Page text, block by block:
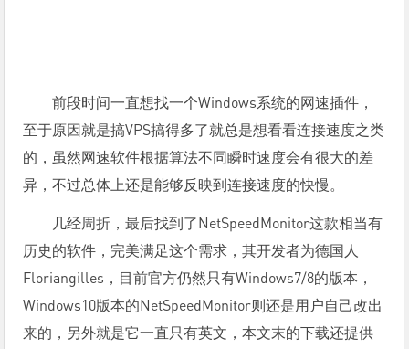
前段时间一直想找一个Windows系统的网速插件，
至于原因就是搞VPS搞得多了就总是想看看连接速度之类
的，虽然网速软件根据算法不同瞬时速度会有很大的差
异，不过总体上还是能够反映到连接速度的快慢。
几经周折，最后找到了NetSpeedMonitor这款相当有
历史的软件，完美满足这个需求，其开发者为德国人
Floriangilles，目前官方仍然只有Windows7/8的版本，
Windows10版本的NetSpeedMonitor则还是用户自己改出
来的，另外就是它一直只有英文，本文末的下载还提供